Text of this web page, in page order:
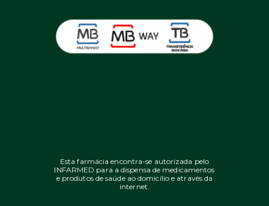
Esta farmácia encontra-se autorizada pelo
INFARMED para a dispensa de medicamentos
e produtos de saúde ao domicílio e através da
internet.